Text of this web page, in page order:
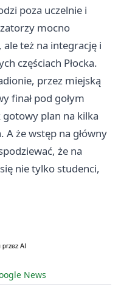
poza uczelnie i
mocno
też na integrację i
częściach Płocka.
przez miejską
finał pod gołym
plan na kilka
że wstęp na główny
że na
nie tylko studenci,
News